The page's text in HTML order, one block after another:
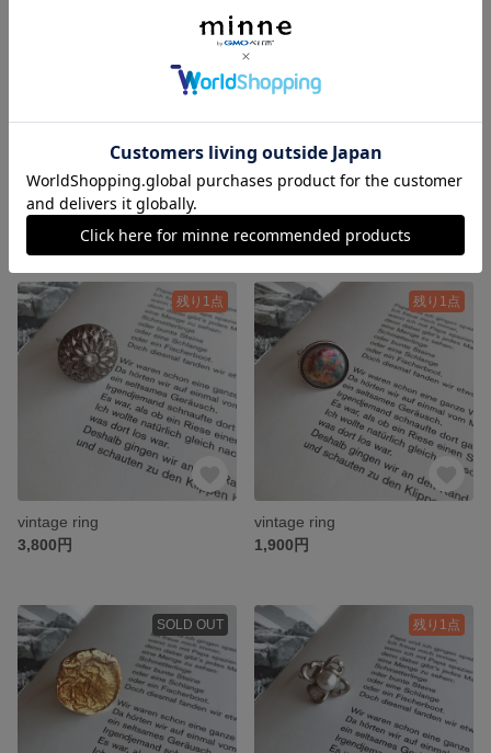
1,980円
残り1点
vintage ring
3,800円
残り1点
vintage ring
1,900円
SOLD OUT 残り1点